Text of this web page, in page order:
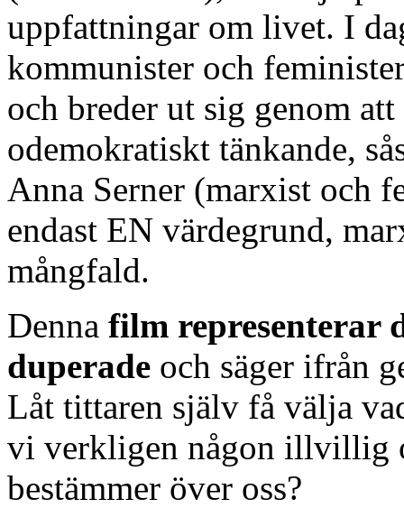
uppfattningar om livet. I
kommunister och
och breder ut sig genom
odemokratiskt tänkande,
Anna Serner (marxist och
endast EN värdegrund,
mångfald.
Denna film representerar
duperade och säger ifrån
Låt tittaren själv få välja
vi verkligen någon illvillig
bestämmer över oss?